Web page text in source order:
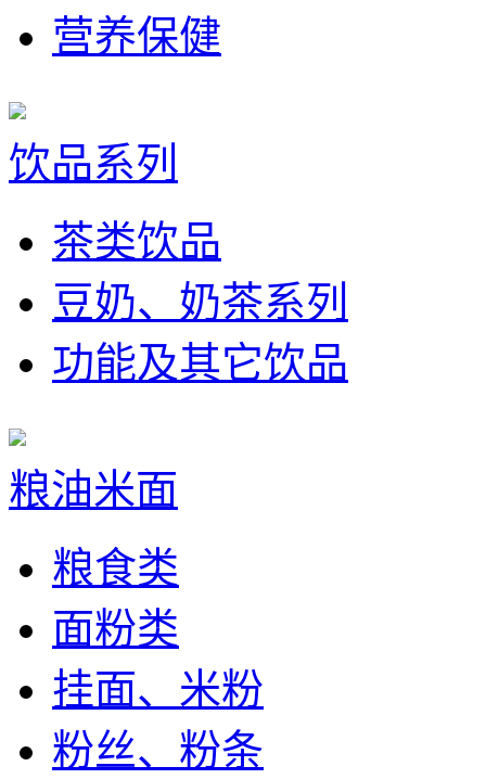
营养保健
饮品系列
茶类饮品
豆奶、奶茶系列
功能及其它饮品
粮油米面
粮食类
面粉类
挂面、米粉
粉丝、粉条